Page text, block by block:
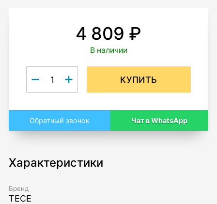
4 809 ₽
В наличии
КУПИТЬ
Обратный звонок Чат в WhatsApp
Характеристики
Бренд
TECE